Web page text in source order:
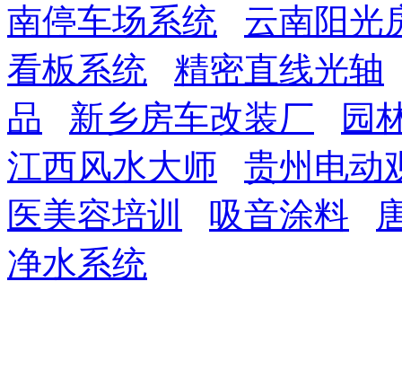
南停车场系统
云南阳光
看板系统
精密直线光轴
品
新乡房车改装厂
园
江西风水大师
贵州电动
医美容培训
吸音涂料
净水系统